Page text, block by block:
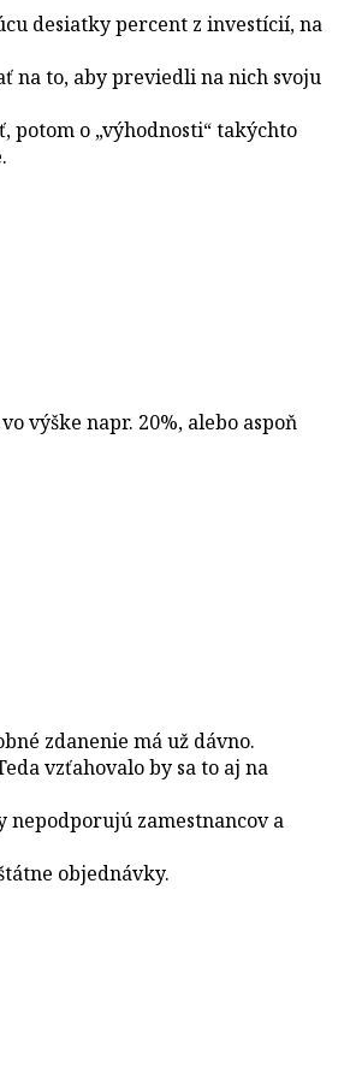
desiatky percent z investícií, na
na to, aby previedli na nich svoju
potom o „výhodnosti“ takýchto
výške napr. 20%, alebo aspoň
zdanenie má už dávno.
vzťahovalo by sa to aj na
nepodporujú zamestnancov a
objednávky.